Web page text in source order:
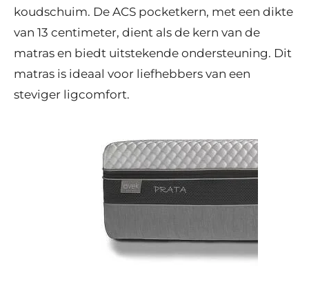
koudschuim. De ACS pocketkern, met een dikte
van 13 centimeter, dient als de kern van de
matras en biedt uitstekende ondersteuning. Dit
matras is ideaal voor liefhebbers van een
steviger ligcomfort.